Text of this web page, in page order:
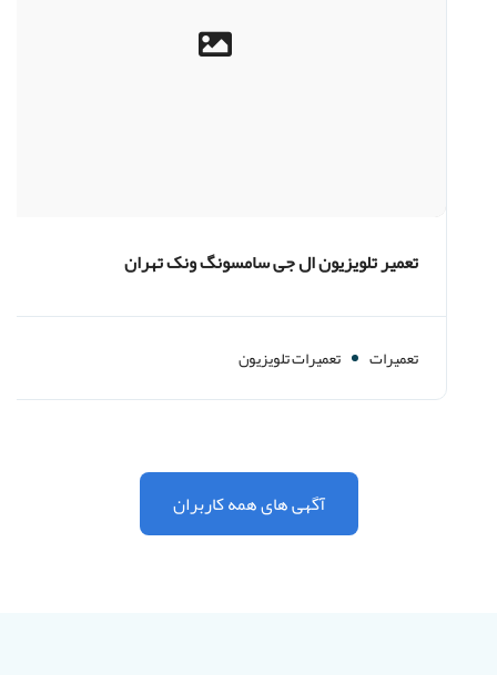
تعمیر تلویزیون ال جی سامسونگ ونک تهران
تعمیرات تعمیرات تلویزیون
آگهی های همه کاربران